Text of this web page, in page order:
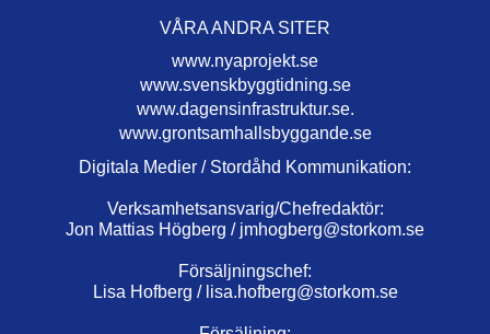
VÅRA ANDRA SITER
www.nyaprojekt.se
www.svenskbyggtidning.se
www.dagensinfrastruktur.se.
www.grontsamhallsbyggande.se
Digitala Medier / Stordåhd Kommunikation:
Verksamhetsansvarig/Chefredaktör:
Jon Mattias Högberg / jmhogberg@storkom.se
Försäljningschef:
Lisa Hofberg / lisa.hofberg@storkom.se